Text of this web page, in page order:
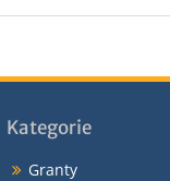
Kategorie
Granty